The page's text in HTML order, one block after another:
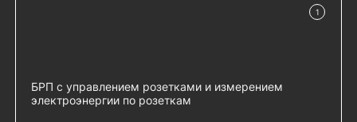
БРП с управлением розетками и измерением
электроэнергии по розеткам
в наличии
1